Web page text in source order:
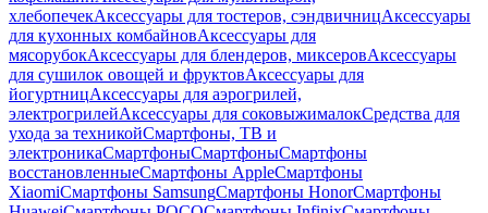
хлебопечекАксессуары для тостеров, сэндвичницАксессуары
для кухонных комбайновАксессуары для
мясорубокАксессуары для блендеров, миксеровАксессуары
для сушилок овощей и фруктовАксессуары для
йогуртницАксессуары для аэрогрилей,
электрогрилейАксессуары для соковыжималокСредства для
ухода за техникойСмартфоны, ТВ и
электроникаСмартфоныСмартфоныСмартфоны
восстановленныеСмартфоны AppleСмартфоны
XiaomiСмартфоны SamsungСмартфоны HonorСмартфоны